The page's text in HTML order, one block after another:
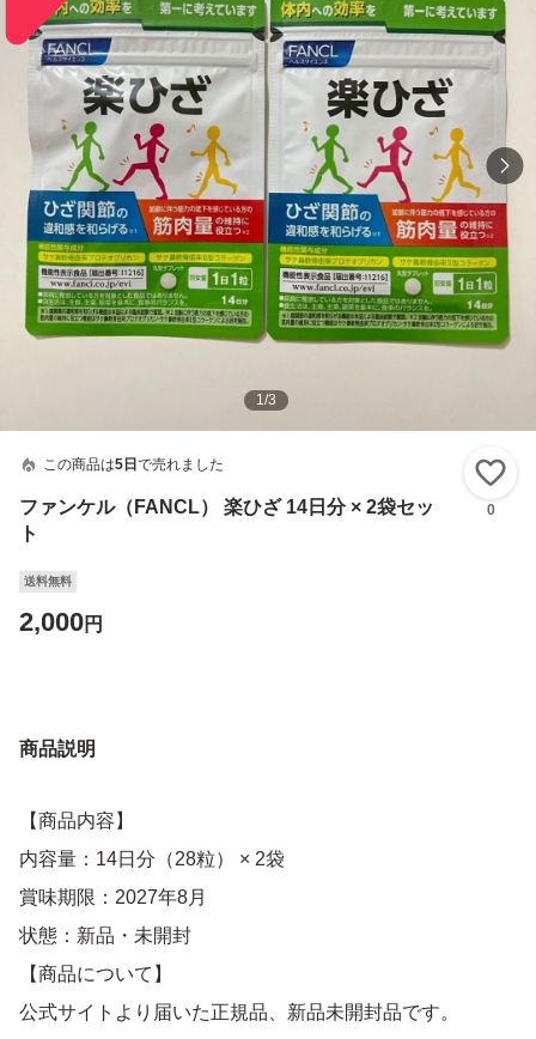
1/3
この商品は5日 で売れました
ファンケル（FANCL） 楽ひざ 14日分 × 2袋セッ
ト
0
送料無料
2,000円
商品説明
【商品内容】
内容量：14日分（28粒） × 2袋
賞味期限：2027年8月
状態：新品・未開封
【商品について】
公式サイトより届いた正規品、新品未開封品です。